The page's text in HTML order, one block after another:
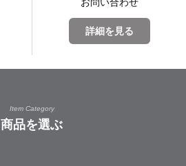
お問い合わせ
詳細を見る
Item Category
商品を選ぶ